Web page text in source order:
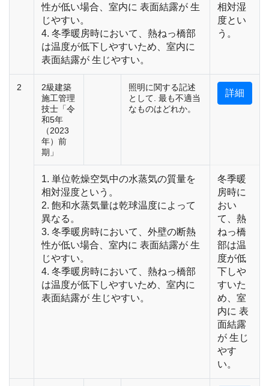
性が低い場合、室内に 表面結露が 生
じやすい。
4. 冬季暖房時において、熱ねっ橋部
は温度が低下しやすいため、室内に
表面結露が 生じやすい。
相対湿
度とい
う。
2
2級建築
施工管理
技士「令
和5年
（2023
年）前
期」
照明に関する記述
として. 最も不適当
なものはどれか。
詳細
1. 単位乾燥空気中の水蒸気の質量を
相対湿度という。
2. 飽和水蒸気量は乾球温度によって
異なる。
3. 冬季暖房時において、外壁の断熱
性が低い場合、室内に 表面結露が 生
じやすい。
4. 冬季暖房時において、熱ねっ橋部
は温度が低下しやすいため、室内に
表面結露が 生じやすい。
冬季暖
房時に
おい
て、熱
ねっ橋
部は温
度が低
下しや
すいた
め、室
内に 表
面結露
が 生じ
やす
い。